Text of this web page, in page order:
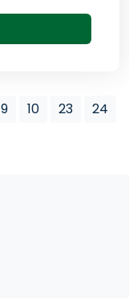
9 10 23 24